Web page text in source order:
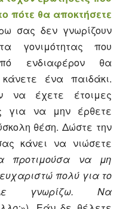
πότε θα αποκτήσετε
σας δεν γνωρίζουν
γονιμότητας που
ενδιαφέρον θα
ένα παιδάκι.
να έχετε έτοιμες
για να μην έρθετε
θέση. Δώστε την
κάνει να νιώσετε
προτιμούσα να μη
πολύ για το
γνωρίζω. Να